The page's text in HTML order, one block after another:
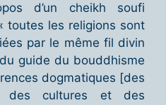
d’un cheikh soufi
toutes les religions sont
par le même fil divin
guide du bouddhisme
dogmatiques [des
des cultures et des